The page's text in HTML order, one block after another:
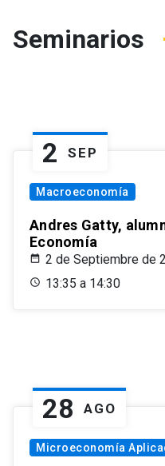
Seminarios
2 SEP
Macroeconomía
Andres Gatty,
Economía
2 de Septiembre de
13:35 a 14:30
28 AGO
Microeconomía